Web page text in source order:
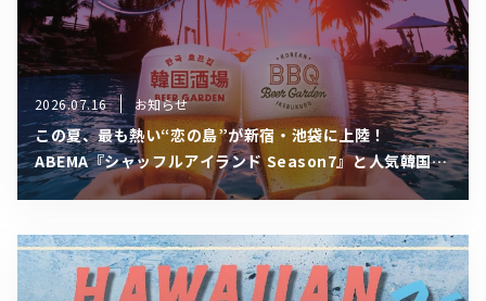
2026.07.16 お知らせ
この夏、最も熱い“恋の島”が新宿・池袋に上陸！
ABEMA『シャッフルアイランド Season7』と人気韓国ビ
アガーデンが8月1日（土）より1ヶ月限定の電撃コラボ開